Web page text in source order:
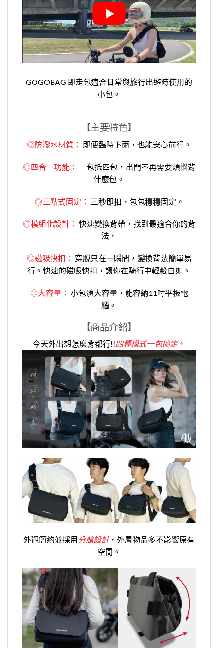
GOGOBAG 即走包適合日常與旅行出遊時使用的
小包。
【主要特色】
◎防潑水材質： 即便臨時下雨，也能安心前行。
◎四合一功能： 一包抵四包，出門不再需要煩惱背
什麼包。
◎三點式固定： 三秒即扣，包包穩穩固定。
◎模組化設計： 快速變換背帶，找到最適合你的背
法，
◎磁吸快扣： 穿脫只在一瞬間，變換背法簡單易
行。快速的磁吸快扣，讓你在騎行中輕鬆自如。
◎大容量： 小包體大容量，能容納11吋平板電
腦 。
【商品介紹】
今天外出想怎麼背都行!!四種模式一包搞定。
外觀簡約並採用分艙設計，外層物品多不影響原有
空間。